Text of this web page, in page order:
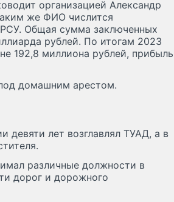
организацией Александр
же ФИО числится
Общая сумма заключенных
рублей. По итогам 2023
192,8 миллиона рублей, прибыль
домашним арестом.
девяти лет возглавлял ТУАД, а в
различные должности в
дорог и дорожного